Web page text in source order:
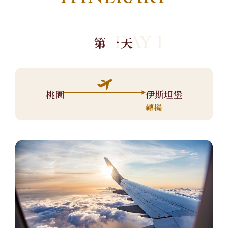
第一天DAY 1
桃園 伊斯坦堡
轉機